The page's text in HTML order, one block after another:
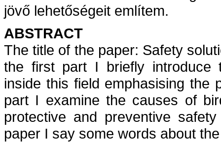
jövő lehetőségeit említem.
ABSTRACT
The title of the paper: Safety
the first part I briefly introduce
inside this field emphasising the
part I examine the causes of
protective and preventive
paper I say some words about